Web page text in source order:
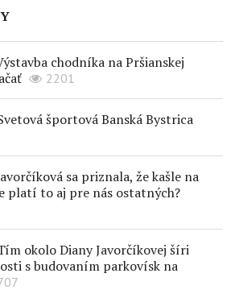
chodníka na Pršianskej
2201
športová Banská Bystrica
sa priznala, že kašle na
platí to aj pre nás ostatných?
okolo Diany Javorčíkovej šíri
s budovaním parkovísk na